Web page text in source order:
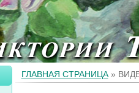
ГЛАВНАЯ СТРАНИЦА»